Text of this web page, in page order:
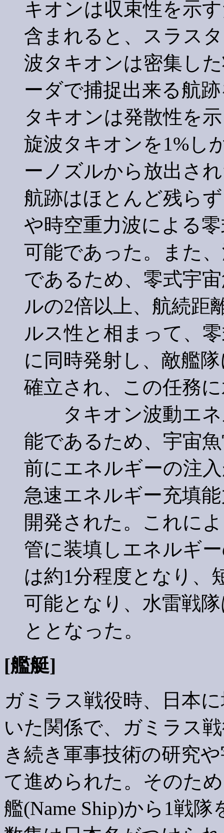
キオンは収束性を示
含まれると、スラス
波タキオンは密集し
ーダで捕捉出来る航
タキオンは発散性を
旋波タキオンを1%し
ーノズルから放出さ
航跡はほとんど残ら
や時空重力波による
可能であった。また
であるため、零式宇
ルの2倍以上、航続距
ルス性と相まって、
に同時発射し、敵艦
確立され、この任務
タキオン波動エネ
能であるため、宇宙
前にエネルギーの注
急速エネルギー充填
開発された。これに
管に装填しエネルギ
は約1分程度となり、
可能となり、水雷戦
ととなった。
[艦艇]
ガミラス戦役時、日本
いた関係で、ガミラス
き続き軍事技術の研究
て進められた。そのた
艦(Name Ship)から1戦